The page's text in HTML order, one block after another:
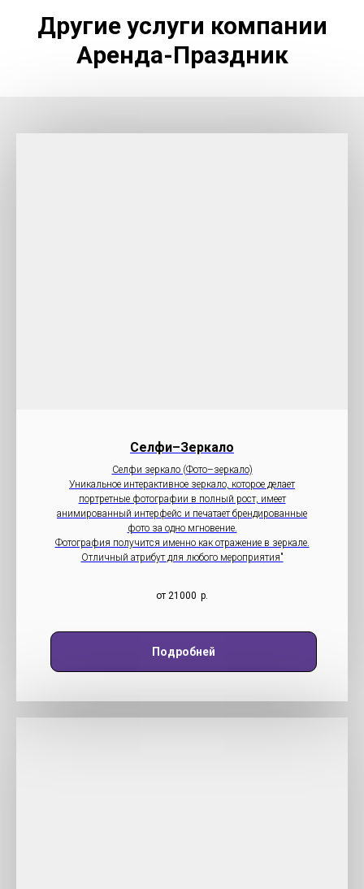
Другие услуги компании
Аренда-Праздник
Селфи–Зеркало
Селфи зеркало (Фото–зеркало)
Уникальное интерактивное зеркало, которое делает
портретные фотографии в полный рост, имеет
анимированный интерфейс и печатает брендированные
фото за одно мгновение.
Фотография получится именно как отражение в зеркале.
Отличный атрибут для любого мероприятия"
от 21000 р.
Подробней